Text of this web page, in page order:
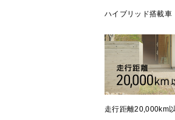
ハイブリッド搭載車
走行距離20,000km